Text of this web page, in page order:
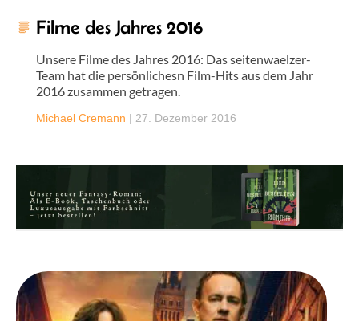
Filme des Jahres 2016
Unsere Filme des Jahres 2016: Das seitenwaelzer-
Team hat die persönlichesn Film-Hits aus dem Jahr
2016 zusammen getragen.
Michael Cremann | 27. Dezember 2016